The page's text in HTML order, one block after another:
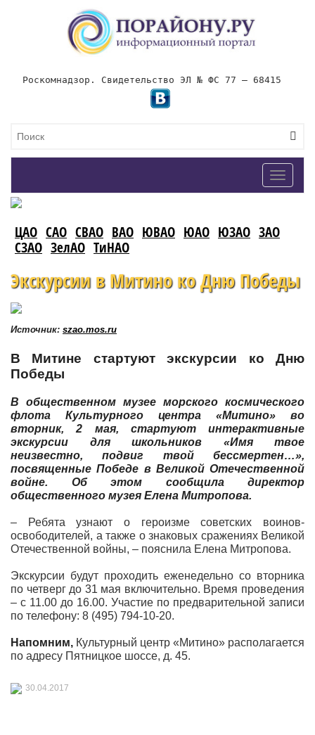
Роскомнадзор. Свидетельство ЭЛ № ФС 77 – 68415
Toggle
ЦАО САО СВАО ВАО ЮВАО ЮАО ЮЗАО ЗАО
СЗАО ЗелАО ТиНАО
Экскурсии в Митино ко Дню Победы
Источник: szao.mos.ru
В Митине стартуют экскурсии ко Дню
Победы
В общественном музее морского космического
флота Культурного центра «Митино» во
вторник, 2 мая, стартуют интерактивные
экскурсии для школьников «Имя твое
неизвестно, подвиг твой бессмертен…»,
посвященные Победе в Великой Отечественной
войне. Об этом сообщила директор
общественного музея Елена Митропова.
– Ребята узнают о героизме советских воинов-
освободителей, а также о знаковых сражениях Великой
Отечественной войны, – пояснила Елена Митропова.
Экскурсии будут проходить еженедельно со вторника
по четверг до 31 мая включительно. Время проведения
– с 11.00 до 16.00. Участие по предварительной записи
по телефону: 8 (495) 794-10-20.
Напомним, Культурный центр «Митино» располагается
по адресу Пятницкое шоссе, д. 45.
30.04.2017